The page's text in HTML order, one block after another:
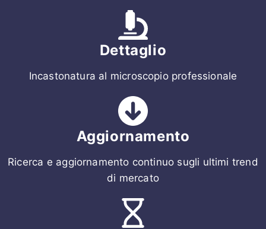
Dettaglio
Incastonatura al microscopio professionale
Aggiornamento
Ricerca e aggiornamento continuo sugli ultimi trend
di mercato